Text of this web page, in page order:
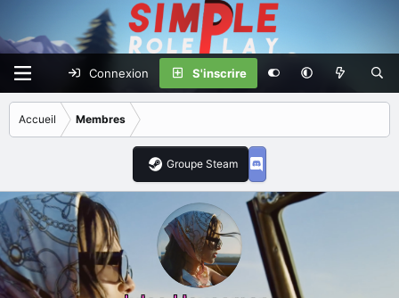
Connexion S'inscrire
Accueil Membres
Groupe Steam